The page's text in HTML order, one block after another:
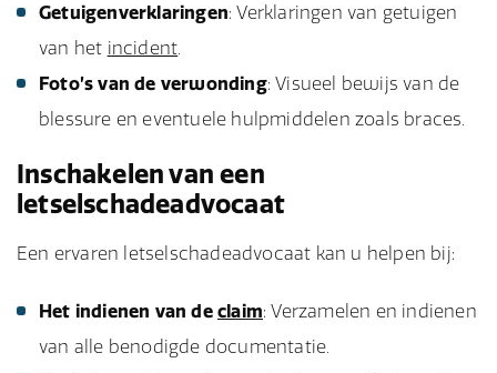
Getuigenverklaringen: Verklaringen van getuigen
van het incident.
Foto’s van de verwonding: Visueel bewijs van de
blessure en eventuele hulpmiddelen zoals braces.
Inschakelen van een
letselschadeadvocaat
Een ervaren letselschadeadvocaat kan u helpen bij:
Het indienen van de claim: Verzamelen en indienen
van alle benodigde documentatie.